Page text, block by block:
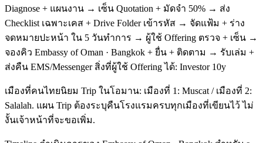
Diagnose + แผนงาน → เซ็น Quotation + มัดจำ 50% → ส่ง
Checklist เฉพาะเคส + Drive Folder เข้ารหัส → จัดแฟ้ม + ร่าง
จดหมายปะหน้า ใน 5 วันทำการ → ผู้ใช้ Offering ตรวจ + เซ็น →
จองคิว Embassy of Oman · Bangkok + ยื่น + ติดตาม → รับเล่ม +
ส่งคืน EMS/Messenger สิ่งที่ผู้ใช้ Offering ได้: Investor 10y
เมืองที่คนไทยนิยม Trip ในโอมาน: เมืองที่ 1: Muscat / เมืองที่ 2:
Salalah. แผน Trip ต้องระบุคืนโรงแรมครบทุกเมืองที่เขียนไว้ ไม่
งั้นเจ้าหน้าที่จะขอเพิ่ม.